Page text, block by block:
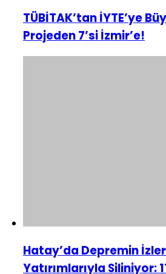
TÜBİTAK’tan İYTE’ye
Projeden 7’si İzmir’e!
Hatay’da Depremin
Yatırımlarıyla Siliniyor: